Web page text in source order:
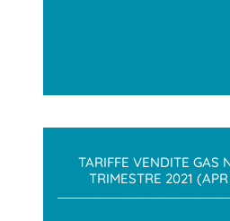
TARIFFE VENDITE GAS
TRIMESTRE 2021